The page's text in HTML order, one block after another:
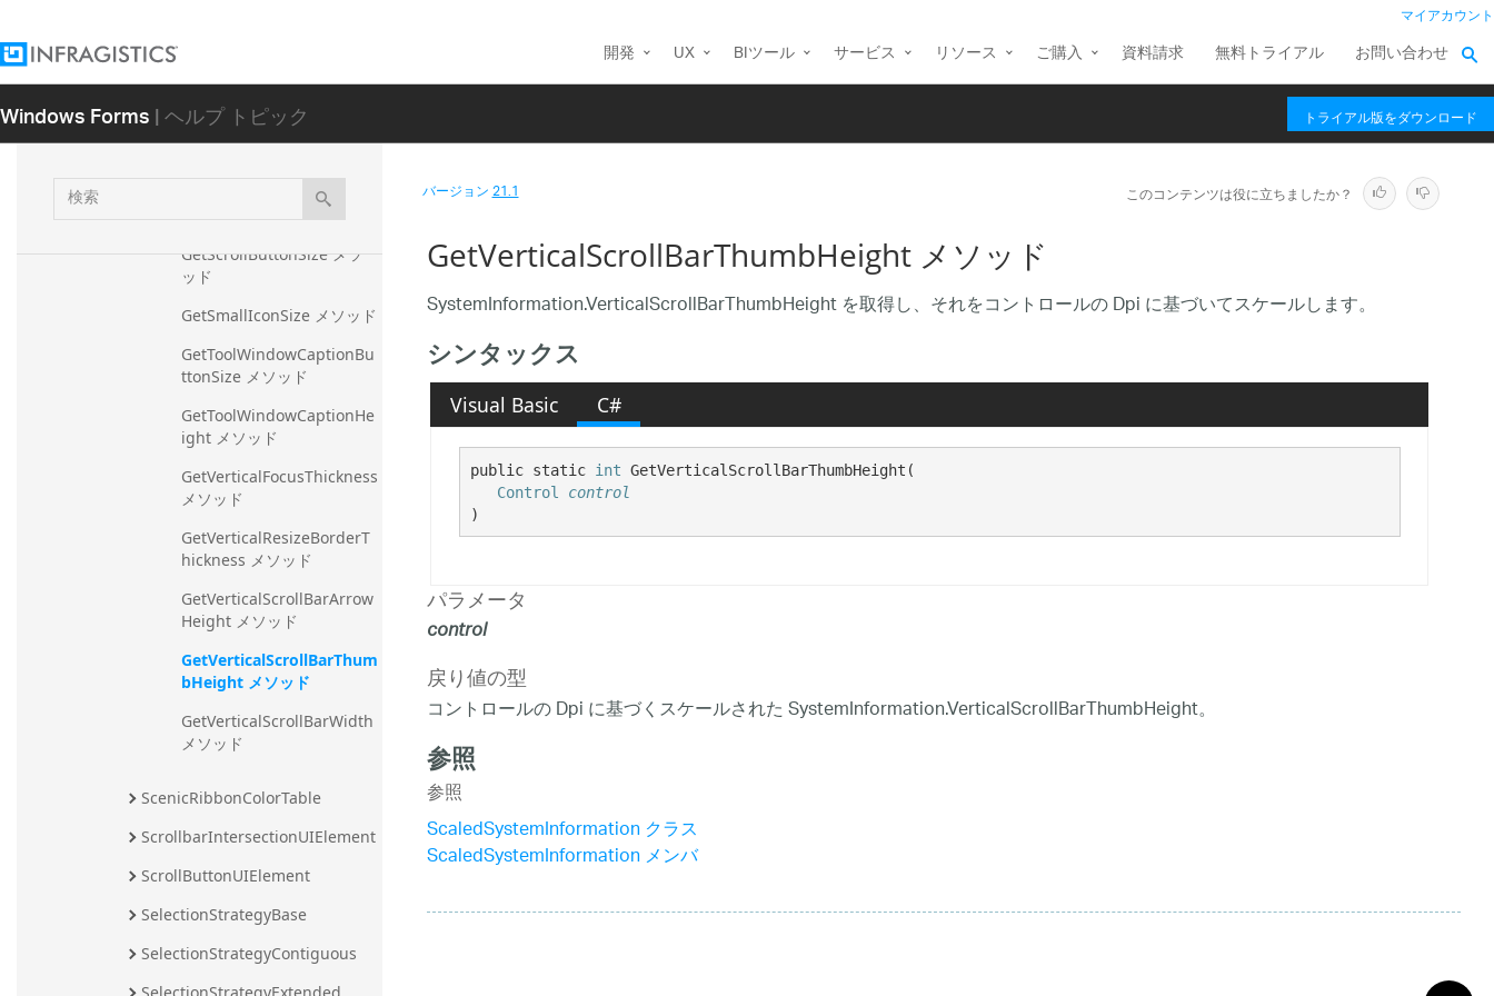
マイアカウント
開発 UX BIツール サービス リソース ご購入 資料請求 無料トライアル お問い合わせ
Windows Forms| ヘルプ トピック トライアル版をダウンロード
検
索
GetPrimaryMonitorMaximi
GetPrimaryMonitorSize メ
ソッド
GetScrollButtonSize メソ
ッド
GetSmallIconSize メソッド
GetToolWindowCaptionBu
ttonSize メソッド
GetToolWindowCaptionHe
ight メソッド
GetVerticalFocusThickness
メソッド
GetVerticalResizeBorderT
hickness メソッド
GetVerticalScrollBarArrow
Height メソッド
GetVerticalScrollBarThum
bHeight メソッド
GetVerticalScrollBarWidth
メソッド
ScenicRibbonColorTable
ScrollbarIntersectionUIElement
ScrollButtonUIElement
SelectionStrategyBase
SelectionStrategyContiguous
バージョン21.1 このコンテンツは役に立ちましたか？
GetVerticalScrollBarThumbHeight メソッド
SystemInformation.VerticalScrollBarThumbHeight を取得し、それをコントロールの Dpi に基づいてスケールします。
シンタックス
Visual Basic C#
public static int GetVerticalScrollBarThumbHeight(
Control
control
)
パラメータ
control
戻り値の型
コントロールの Dpi に基づくスケールされた SystemInformation.VerticalScrollBarThumbHeight。
参照
参照
ScaledSystemInformation クラス
ScaledSystemInformation メンバ